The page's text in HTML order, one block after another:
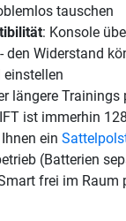
tauschen
: Konsole
den Widerstand
längere Trainings
ist immerhin
ein
(Batterien
frei im Raum